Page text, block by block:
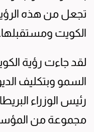
تجعل من هذه
الكويت ومستقبلها.
السمو وبتكليف
رئيس الوزراء
مجموعة من